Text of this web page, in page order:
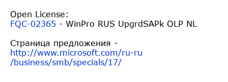
Open License:
FQC-02365 - WinPro RUS UpgrdSAPk OLP NL
Страница предложения -
http://www.microsoft.com/ru-ru
/business/smb/specials/17/